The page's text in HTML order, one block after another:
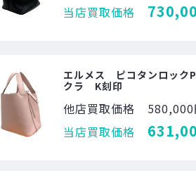
当店買取価格
エルメス ピコタンロック
クラ K刻印
他店買取価格
580,000
当店買取価格